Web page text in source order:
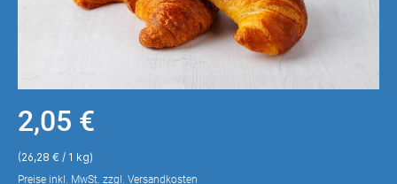
2,05 €
(26,28 € / 1 kg)
Preise inkl. MwSt. zzgl. Versandkosten